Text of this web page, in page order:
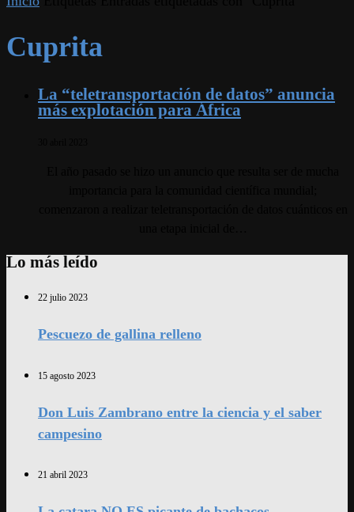
Cuprita
La “teletransportación de datos” anuncia
más explotación para África
Lo más leído
22 julio 2023
Pescuezo de gallina relleno
15 agosto 2023
Don Luis Zambrano entre la ciencia y el saber
campesino
21 abril 2023